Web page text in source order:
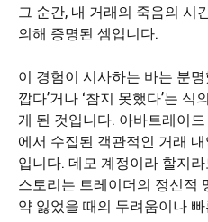
그 순간, 내 거래의 죽음의 시
의해 증명된 셈입니다.
이 경험이 시사하는 바는 분
깝다’거나 ‘참지 못했다’는
게 된 것입니다. 아바트레이
에서 수집된 객관적인 거래
입니다. 데모 계정이라 할지
스토리는 트레이더의 정신적
약 잃었을 때의 두려움이나